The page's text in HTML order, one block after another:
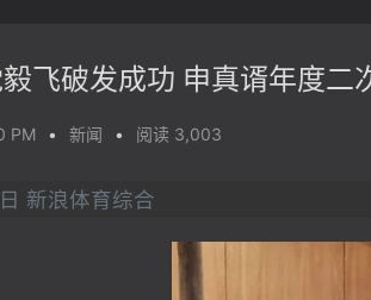
飞破发成功 申真谞年度二
PM • 新闻 • 阅读 3,003
新浪体育综合